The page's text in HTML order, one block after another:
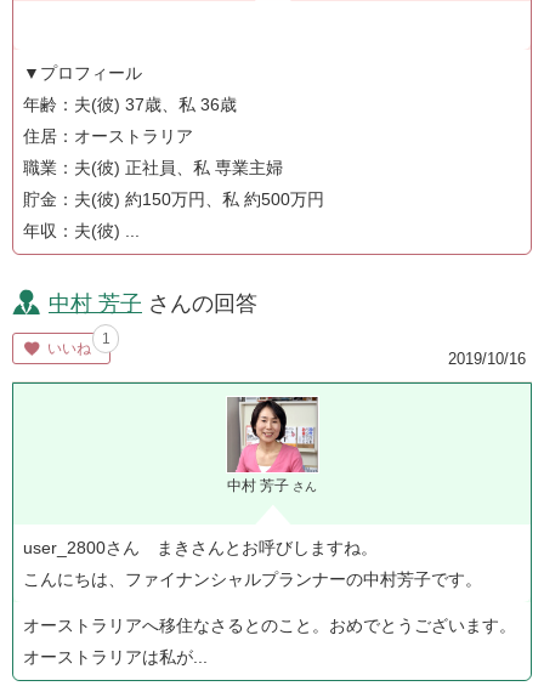
▼プロフィール
年齢：夫(彼) 37歳、私 36歳
住居：オーストラリア
職業：夫(彼) 正社員、私 専業主婦
貯金：夫(彼) 約150万円、私 約500万円
年収：夫(彼) ...
中村 芳子 さんの回答
いいね
1
2019/10/16
中村 芳子 さん
user_2800さん まきさんとお呼びしますね。
こんにちは、ファイナンシャルプランナーの中村芳子です。
オーストラリアへ移住なさるとのこと。おめでとうございます。
オーストラリアは私が...